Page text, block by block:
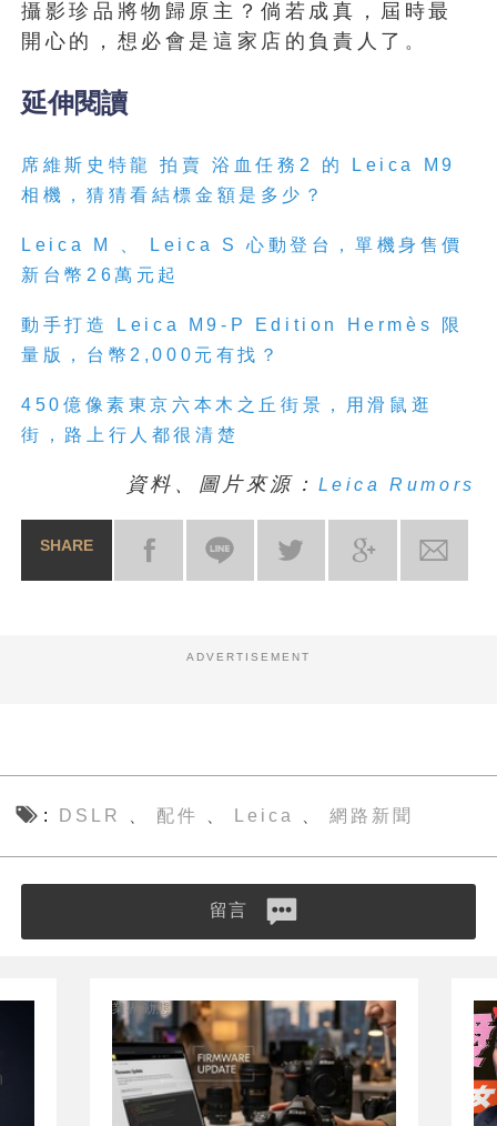
攝影珍品將物歸原主？倘若成真，屆時最
開心的，想必會是這家店的負責人了 。
延伸閱讀
席維斯史特龍 拍賣 浴血任務2 的 Leica M9
相機，猜猜看結標金額是多少？
Leica M 、 Leica S 心動登台，單機身售價
新台幣26萬元起
動手打造 Leica M9-P Edition Hermès 限
量版，台幣2,000元有找？
450億像素東京六本木之丘街景，用滑鼠逛
街，路上行人都很清楚
資料、圖片來源： Leica Rumors
SHARE
ADVERTISEMENT
DSLR 配件 Leica 網路新聞
留言
業界動態